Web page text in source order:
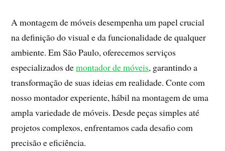
A montagem de móveis desempenha um papel crucial
na definição do visual e da funcionalidade de qualquer
ambiente. Em São Paulo, oferecemos serviços
especializados demontador de móveis, garantindo a
transformação de suas ideias em realidade. Conte com
nosso montador experiente, hábil na montagem de uma
ampla variedade de móveis. Desde peças simples até
projetos complexos, enfrentamos cada desafio com
precisão e eficiência.